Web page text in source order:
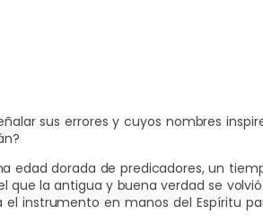
para
aumentar
o
disminuir
sus errores y cuyos nombres
edad dorada de predicadores, un
que la antigua y buena verdad se
instrumento en manos del Espíritu